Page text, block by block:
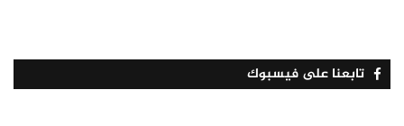
تابعنا على فيسبوك